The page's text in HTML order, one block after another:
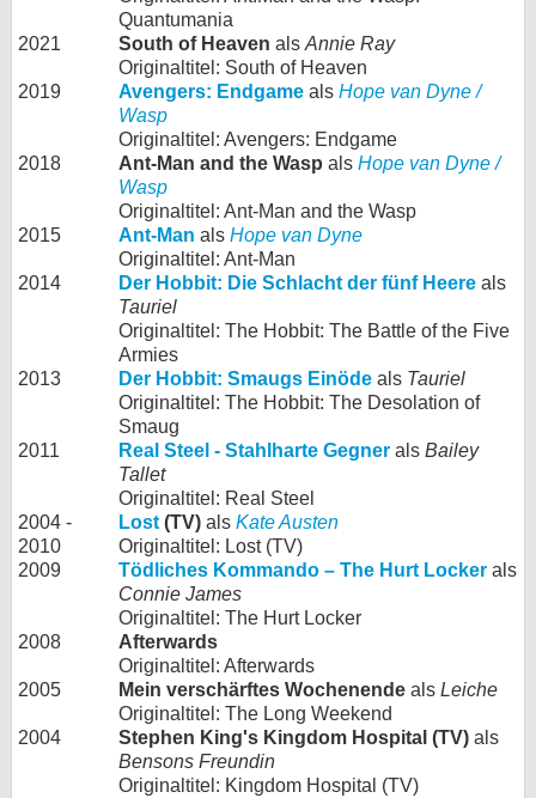
Quantumania
2021
South of Heaven als Annie Ray
Originaltitel: South of Heaven
2019
Avengers: Endgame als Hope van Dyne /
Wasp
Originaltitel: Avengers: Endgame
2018
Ant-Man and the Wasp als Hope van Dyne /
Wasp
Originaltitel: Ant-Man and the Wasp
2015
Ant-Man als Hope van Dyne
Originaltitel: Ant-Man
2014
Der Hobbit: Die Schlacht der fünf Heere als
Tauriel
Originaltitel: The Hobbit: The Battle of the Five
Armies
2013
Der Hobbit: Smaugs Einöde als Tauriel
Originaltitel: The Hobbit: The Desolation of
Smaug
2011
Real Steel - Stahlharte Gegner als Bailey
Tallet
Originaltitel: Real Steel
2004 -
2010
Lost (TV) als Kate Austen
Originaltitel: Lost (TV)
2009
Tödliches Kommando – The Hurt Locker als
Connie James
Originaltitel: The Hurt Locker
2008
Afterwards
Originaltitel: Afterwards
2005
Mein verschärftes Wochenende als Leiche
Originaltitel: The Long Weekend
2004
Stephen King's Kingdom Hospital (TV) als
Bensons Freundin
Originaltitel: Kingdom Hospital (TV)